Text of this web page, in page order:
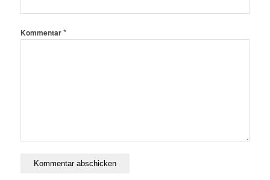
Kommentar*